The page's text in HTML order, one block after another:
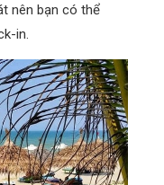
nên bạn có thể
in.